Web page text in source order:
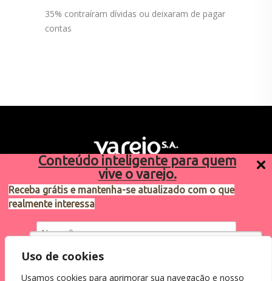
Conteúdo inteligente para quem
vive o varejo.
Receba grátis e mantenha-se atualizado com o que
realmente interessa
Utilizamos cookies para oferecer melhor
Uso de cookies
Usamos cookies para aprimorar sua navegação e nosso
35% contraíram dívidas ou deixaram de pagar
contas
Sugestões de pauta
varejosa@cndl.org.br